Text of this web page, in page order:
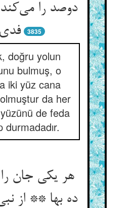
دوصد را
فدی
3835
doğru yolun
bulmuş, o
iki yüz cana
da her
de feda
durmadadır.
هر یکی جان را
ده بها ** از